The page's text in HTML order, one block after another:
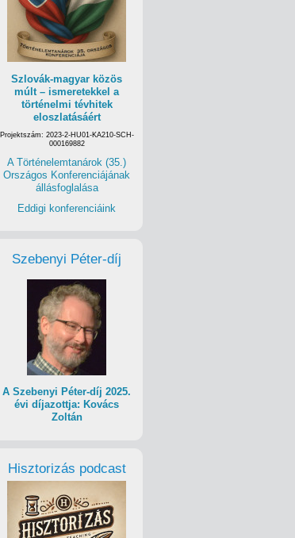
Szlovák-magyar közös
múlt – ismeretekkel a
történelmi tévhitek
eloszlatásáért
Projektszám: 2023-2-HU01-KA210-SCH-
000169882
A Történelemtanárok (35.)
Országos Konferenciájának
állásfoglalása
Eddigi konferenciáink
Szebenyi Péter-díj
A Szebenyi Péter-díj 2025.
évi díjazottja: Kovács
Zoltán
Hisztorizás podcast